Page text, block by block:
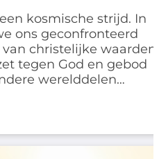
kosmische strijd. In
ons geconfronteerd
christelijke waarden
tegen God en gebod
werelddelen
eerste leerlingen in